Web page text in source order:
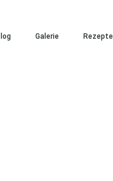
Galerie Rezepte